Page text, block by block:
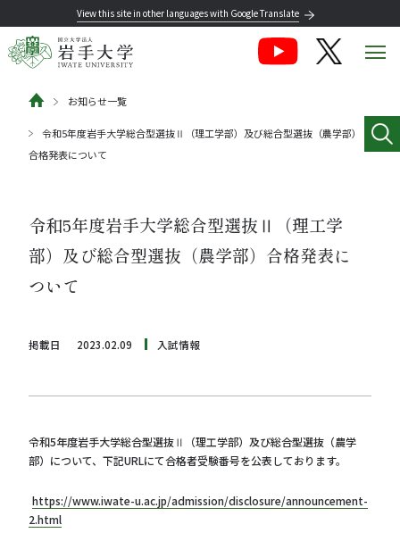
View this site in other languages with Google Translate
お知らせ一覧
令和5年度岩手大学総合型選抜Ⅱ（理工学部）及び総合型選抜（農学部）
合格発表について
令和5年度岩手大学総合型選抜Ⅱ（理工学
部）及び総合型選抜（農学部）合格発表に
ついて
掲載日 2023.02.09 入試情報
令和5年度岩手大学総合型選抜Ⅱ（理工学部）及び総合型選抜（農学
部）について、下記URLにて合格者受験番号を公表しております。
https://www.iwate-u.ac.jp/admission/disclosure/announcement-
2.html